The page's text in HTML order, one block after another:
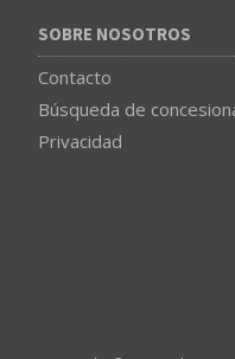
SOBRE NOSOTROS
Contacto
Búsqueda de
Privacidad